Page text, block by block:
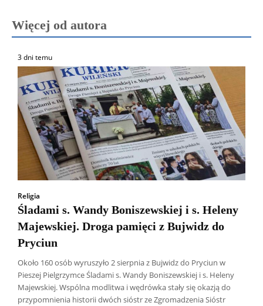
Więcej od autora
3 dni temu
Religia
Śladami s. Wandy Boniszewskiej i s. Heleny
Majewskiej. Droga pamięci z Bujwidz do
Pryciun
Około 160 osób wyruszyło 2 sierpnia z Bujwidz do Pryciun w
Pieszej Pielgrzymce Śladami s. Wandy Boniszewskiej i s. Heleny
Majewskiej. Wspólna modlitwa i wędrówka stały się okazją do
przypomnienia historii dwóch sióstr ze Zgromadzenia Sióstr